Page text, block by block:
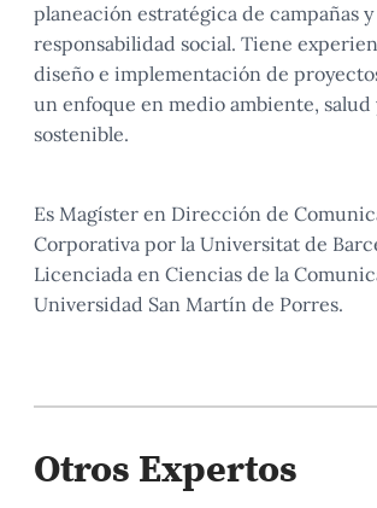
planeación estratégica de campañas y
responsabilidad social. Tiene
diseño e implementación de
un enfoque en medio ambiente, salud
sostenible.
Es Magíster en Dirección de
Corporativa por la Universitat de
Licenciada en Ciencias de la
Universidad San Martín de Porres.
Otros Expertos